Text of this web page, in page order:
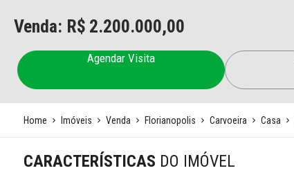
Venda: R$ 2.200.000,00
Agendar Visita
Home Imóveis Venda Florianopolis Carvoeira Casa
CARACTERÍSTICAS DO IMÓVEL